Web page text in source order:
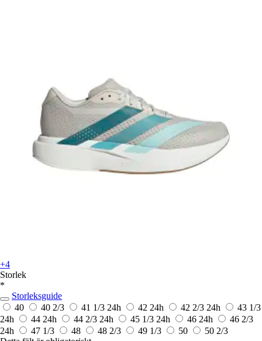
+4
Storlek
*
Storleksguide
40
40 2/3 41 1/3 24h 42 24h 42 2/3 24h
43 1/3
24h
44 24h 44 2/3 24h 45 1/3 24h 46 24h
46 2/3
24h
47 1/3 48 48 2/3 49 1/3 50
50 2/3